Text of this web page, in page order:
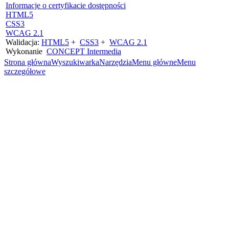
Informacje o certyfikacie dostępności
HTML5
CSS3
WCAG 2.1
Walidacja: HTML5 + CSS3 + WCAG 2.1
Wykonanie CONCEPT Intermedia
Strona głównaWyszukiwarkaNarzędziaMenu główneMenu
szczegółowe